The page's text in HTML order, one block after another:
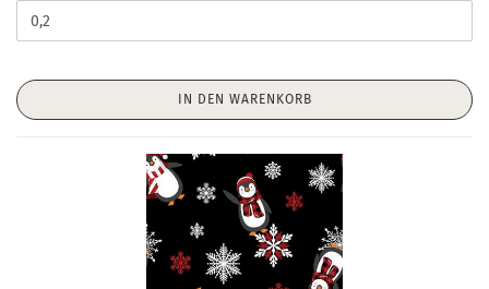
IN DEN WARENKORB